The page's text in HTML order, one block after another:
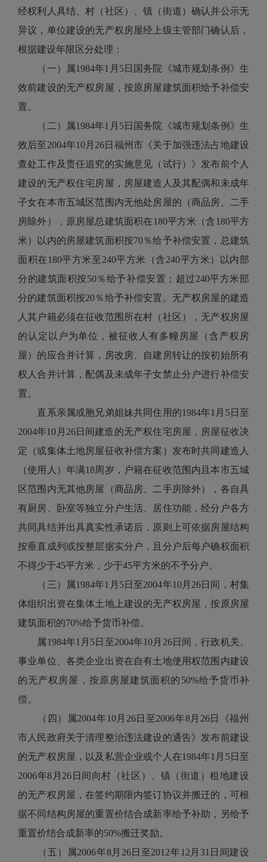
经权利人具结、村（社区）、镇（街道）确认并公示无
异议，单位建设的无产权房屋经上级主管部门确认后，
根据建设年限区分处理：
（一）属1984年1月5日国务院《城市规划条例》生
效前建设的无产权房屋，按原房屋建筑面积给予补偿安
置。
（二）属1984年1月5日国务院《城市规划条例》生
效后至2004年10月26日福州市《关于加强违法占地建设
查处工作及责任追究的实施意见（试行）》发布前个人
建设的无产权住宅房屋，房屋建造人及其配偶和未成年
子女在本市五城区范围内无他处房屋的（商品房、二手
房除外），原房屋总建筑面积在180平方米（含180平方
米）以内的房屋建筑面积按70％给予补偿安置，总建筑
面积在180平方米至240平方米（含240平方米）以内部
分的建筑面积按50％给予补偿安置；超过240平方米部
分的建筑面积按20％给予补偿安置。无产权房屋的建造
人其户籍必须在征收范围所在村（社区），无产权房屋
的认定以户为单位，被征收人有多幢房屋（含产权房
屋）的应合并计算，房改房、自建房转让的按初始所有
权人合并计算，配偶及未成年子女禁止分户进行补偿安
置。
直系亲属或胞兄弟姐妹共同住用的1984年1月5日至
2004年10月26日间建造的无产权住宅房屋，房屋征收决
定（或集体土地房屋征收补偿方案）发布时共同建造人
（使用人）年满18周岁，户籍在征收范围内且本市五城
区范围内无其他房屋（商品房、二手房除外），各自具
有厨房、卧室等独立分户生活、居住功能，经分户各方
共同具结并出具真实性承诺后，原则上可依据房屋结构
按垂直成列或按整层据实分户，且分户后每户确权面积
不得少于45平方米，少于45平方米的不予分户。
（三）属1984年1月5日至2004年10月26日间，村集
体组织出资在集体土地上建设的无产权房屋，按原房屋
建筑面积的70%给予货币补偿。
属1984年1月5日至2004年10月26日间，行政机关、
事业单位、各类企业出资在自有土地使用权范围内建设
的无产权房屋，按原房屋建筑面积的50%给予货币补
偿。
（四）属2004年10月26日至2006年8月26日《福州
市人民政府关于清理整治违法建设的通告》发布前建设
的无产权房屋，以及私营企业或个人在1984年1月5日至
2006年8月26日间向村（社区）、镇（街道）租地建设
的无产权房屋，在签约期限内签订协议并搬迁的，可根
据不同结构房屋的重置价结合成新率给予补助，另给予
重置价结合成新率的50%搬迁奖励。
（五）属2006年8月26日至2012年12月31日间建设